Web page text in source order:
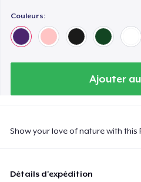
Couleurs:
Ajouter
Show your love of nature with this
Détails d'expédition